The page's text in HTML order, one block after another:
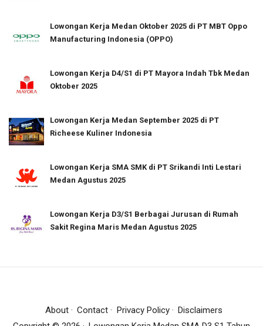
Lowongan Kerja Medan Oktober 2025 di PT MBT Oppo
Manufacturing Indonesia (OPPO)
Lowongan Kerja D4/S1 di PT Mayora Indah Tbk Medan
Oktober 2025
Lowongan Kerja Medan September 2025 di PT
Richeese Kuliner Indonesia
Lowongan Kerja SMA SMK di PT Srikandi Inti Lestari
Medan Agustus 2025
Lowongan Kerja D3/S1 Berbagai Jurusan di Rumah
Sakit Regina Maris Medan Agustus 2025
About Contact Privacy Policy
Disclaimers